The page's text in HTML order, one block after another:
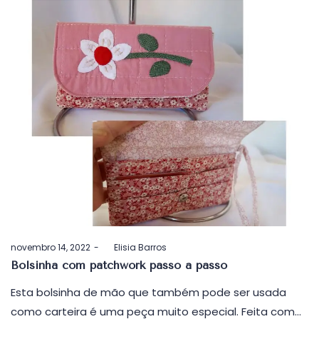
Postado
em
novembro 14, 2022 byElisia Barros
Bolsinha com patchwork passo a passo
Esta bolsinha de mão que também pode ser usada
como carteira é uma peça muito especial. Feita com…